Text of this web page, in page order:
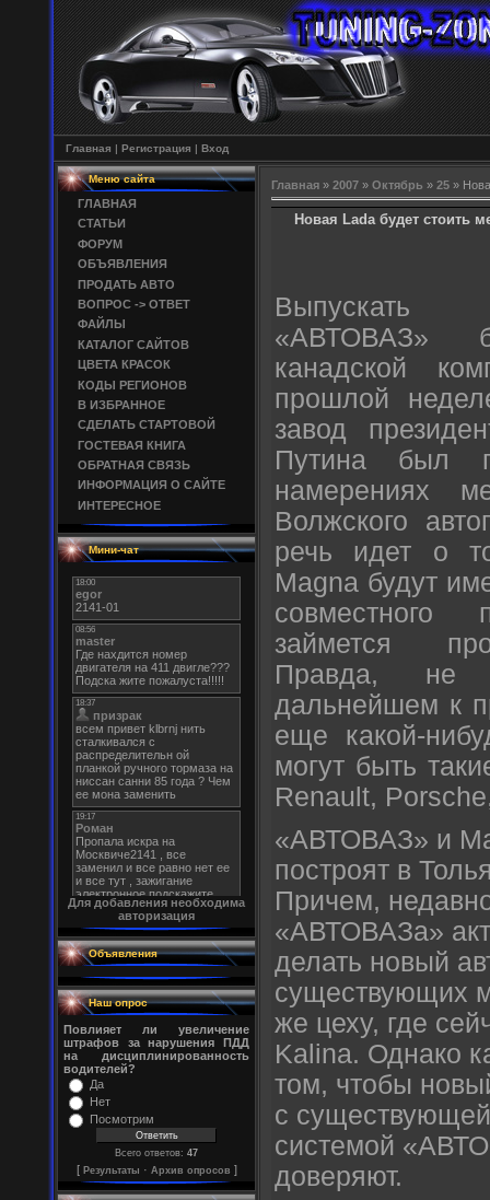
Главная | Регистрация | Вход
Меню сайта
ГЛАВНАЯ
СТАТЬИ
ФОРУМ
ОБЪЯВЛЕНИЯ
ПРОДАТЬ АВТО
ВОПРОС -> ОТВЕТ
ФАЙЛЫ
КАТАЛОГ САЙТОВ
ЦВЕТА КРАСОК
КОДЫ РЕГИОНОВ
В ИЗБРАННОЕ
СДЕЛАТЬ СТАРТОВОЙ
ГОСТЕВАЯ КНИГА
ОБРАТНАЯ СВЯЗЬ
ИНФОРМАЦИЯ О САЙТЕ
ИНТЕРЕСНОЕ
Мини-чат
Для добавления необходима
авторизация
Объявления
Наш опрос
Повлияет ли увеличение
штрафов за нарушения ПДД
на дисциплинированность
водителей?
Да
Нет
Посмотрим
Всего ответов: 47
[ Результаты · Архив опросов ]
Главная » 2007 » Октябрь » 25 »
Новая Lada будет стоить
Выпускать
«АВТОВАЗ»
канадской
прошлой
завод
Путина был
намерениях
Волжского
речь идет о
Magna будут
совместного
займется
Правда, не
дальнейшем к
еще какой-
могут быть
Renault,
«АВТОВАЗ» и
построят в
Причем,
«АВТОВАЗа»
делать новый
существующих
же цеху, где
Kalina. Однако
том, чтобы
с
системой
доверяют.